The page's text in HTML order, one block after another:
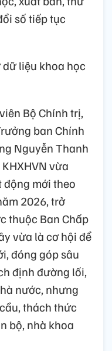
số tiếp tục
liệu khoa học
Bộ Chính trị,
ban Chính
Nguyễn Thanh
vừa
mới theo
2026, trở
thuộc Ban Chấp
vừa là cơ hội để
đóng góp sâu
định đường lối,
nước, nhưng
thách thức
bộ, nhà khoa